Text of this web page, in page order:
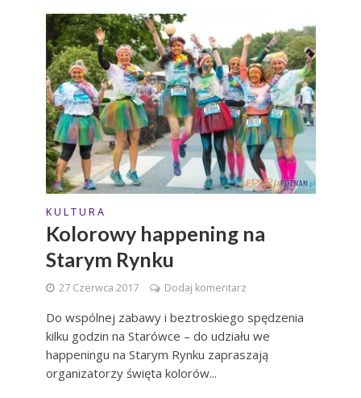
K U L T U R A
Kolorowy happening na
Starym Rynku
27 Czerwca 2017 Dodaj komentarz
Do wspólnej zabawy i beztroskiego spędzenia
kilku godzin na Starówce – do udziału we
happeningu na Starym Rynku zapraszają
organizatorzy święta kolorów...